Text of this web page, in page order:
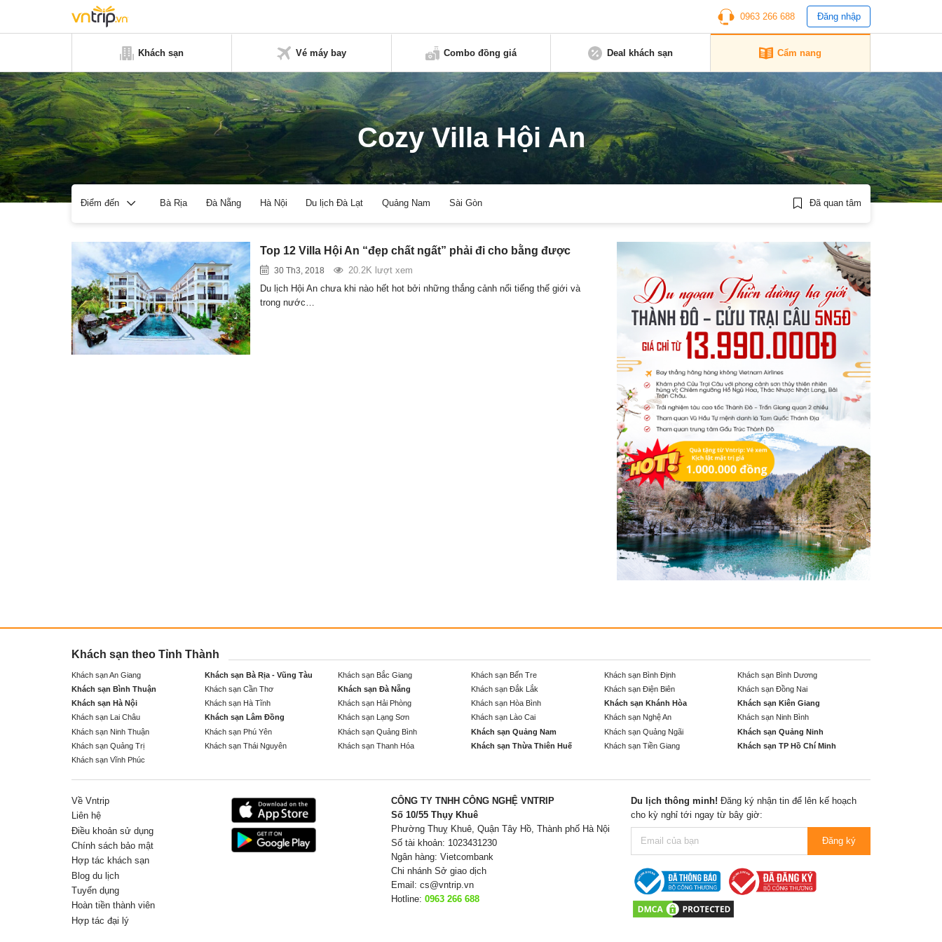
0963 266 688 Đăng nhập
Khách sạn Vé máy bay Combo đồng giá Deal khách sạn Cẩm nang
Cozy Villa Hội An
Điểm đến Bà Rịa Đà Nẵng Hà Nội Du lịch Đà Lạt Quảng Nam Sài Gòn Đã quan tâm
Top 12 Villa Hội An “đẹp chất ngất” phải đi cho bằng được
30 Th3, 2018
20.2K lượt xem
Du lịch Hội An chưa khi nào hết hot bởi những thắng cảnh nổi tiếng thế giới và
trong nước…
Khách sạn theo Tỉnh Thành
Khách sạn An Giang Khách sạn Bà Rịa - Vũng Tàu Khách sạn Bắc Giang Khách sạn Bến Tre Khách sạn Bình Định
Khách sạn Bình Dương
Khách sạn Bình Thuận
Khách sạn Cần Thơ Khách sạn Đà Nẵng Khách sạn Đắk Lắk Khách sạn Điện Biên
Khách sạn Đồng Nai
Khách sạn Hà Nội
Khách sạn Hà Tĩnh Khách sạn Hải Phòng Khách sạn Hòa Bình Khách sạn Khánh Hòa
Khách sạn Kiên Giang
Khách sạn Lai Châu
Khách sạn Lâm Đồng Khách sạn Lạng Sơn Khách sạn Lào Cai Khách sạn Nghệ An
Khách sạn Ninh Bình
Khách sạn Ninh Thuận
Khách sạn Phú Yên Khách sạn Quảng Bình Khách sạn Quảng Nam Khách sạn Quảng Ngãi
Khách sạn Quảng Ninh
Khách sạn Quảng Trị
Khách sạn Thái Nguyên Khách sạn Thanh Hóa Khách sạn Thừa Thiên Huế Khách sạn Tiền Giang
Khách sạn TP Hồ Chí Minh
Khách sạn Vĩnh Phúc
Về Vntrip
Liên hệ
Điều khoản sử dụng
Chính sách bảo mật
Hợp tác khách sạn
Blog du lịch
Tuyển dụng
Hoàn tiền thành viên
Hợp tác đại lý
CÔNG TY TNHH CÔNG NGHỆ VNTRIP
Số 10/55 Thụy Khuê
Phường Thuỵ Khuê, Quận Tây Hồ, Thành phố Hà Nội
Số tài khoản: 1023431230
Ngân hàng: Vietcombank
Chi nhánh Sở giao dịch
Email: cs@vntrip.vn
Hotline: 0963 266 688
Du lịch thông minh! Đăng ký nhận tin để lên kế hoạch
cho kỳ nghỉ tới ngay từ bây giờ:
Đăng ký